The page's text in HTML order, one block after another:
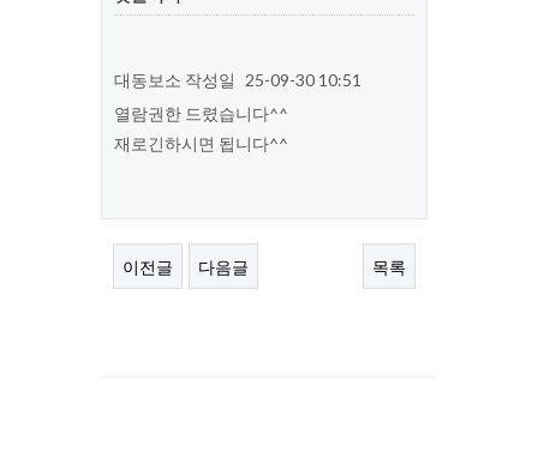
대동보소 작성일
25-09-30 10:51
열람권한 드렸습니다^^
재로긴하시면 됩니다^^
이전글 다음글 목록